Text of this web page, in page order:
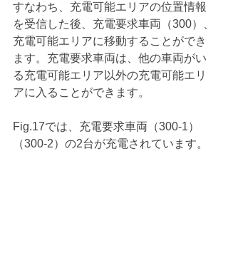
すなわち、充電可能エリアの位置情報
を受信した後、充電要求車両（300）、
充電可能エリアに移動することができ
ます。充電要求車両は、他の車両がい
る充電可能エリア以外の充電可能エリ
アに入ることができます。
Fig.17では、充電要求車両（300-1）
（300-2）の2台が充電されています。